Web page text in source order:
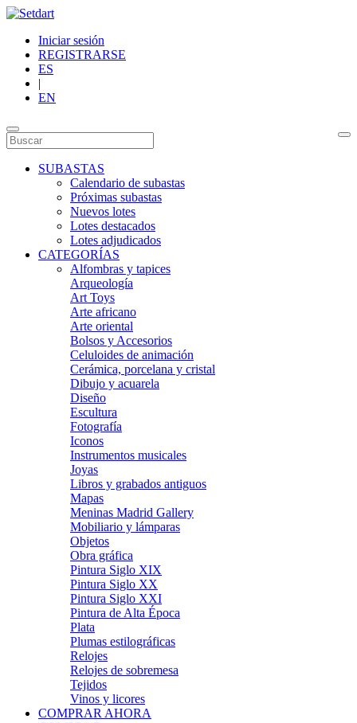
Iniciar sesión
REGISTRARSE
ES
|
EN
SUBASTAS
Calendario de subastas
Próximas subastas
Nuevos lotes
Lotes destacados
Lotes adjudicados
CATEGORÍAS
Alfombras y tapices
Arqueología
Art Toys
Arte africano
Arte oriental
Bolsos y Accesorios
Celuloides de animación
Cerámica, porcelana y cristal
Dibujo y acuarela
Diseño
Escultura
Fotografía
Iconos
Instrumentos musicales
Joyas
Libros y grabados antiguos
Mapas
Meninas Madrid Gallery
Mobiliario y lámparas
Objetos
Obra gráfica
Pintura Siglo XIX
Pintura Siglo XX
Pintura Siglo XXI
Pintura de Alta Época
Plata
Plumas estilográficas
Relojes
Relojes de sobremesa
Tejidos
Vinos y licores
COMPRAR AHORA